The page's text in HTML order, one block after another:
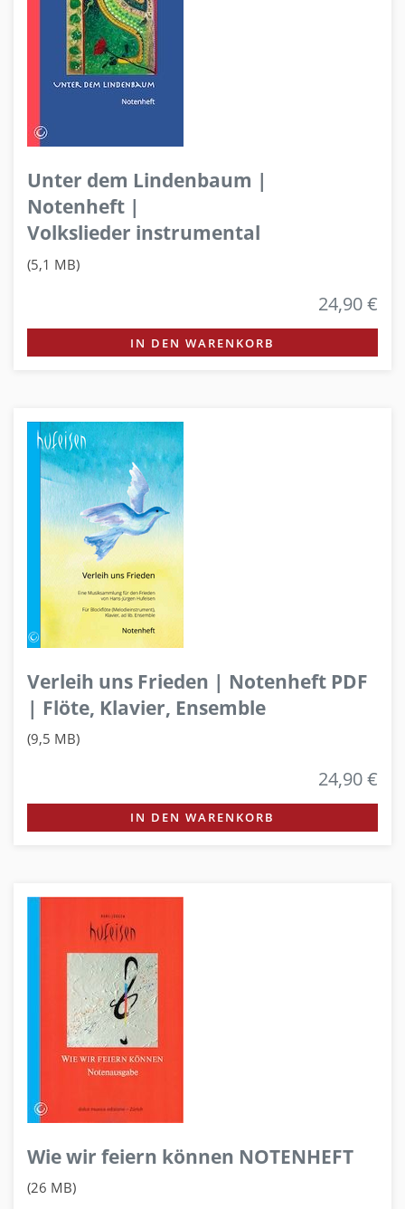
Unter dem Lindenbaum |
Notenheft |
Volkslieder instrumental
(5,1 MB)
24,90 €
IN DEN WARENKORB
Verleih uns Frieden | Notenheft PDF
| Flöte, Klavier, Ensemble
(9,5 MB)
24,90 €
IN DEN WARENKORB
Wie wir feiern können NOTENHEFT
(26 MB)